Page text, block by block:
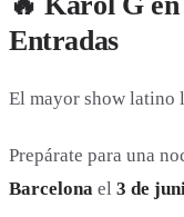
Entradas
El mayor show latino
Prepárate para una
Barcelona el 3 de